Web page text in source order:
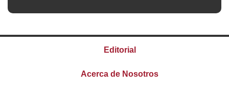
Editorial
Acerca de Nosotros